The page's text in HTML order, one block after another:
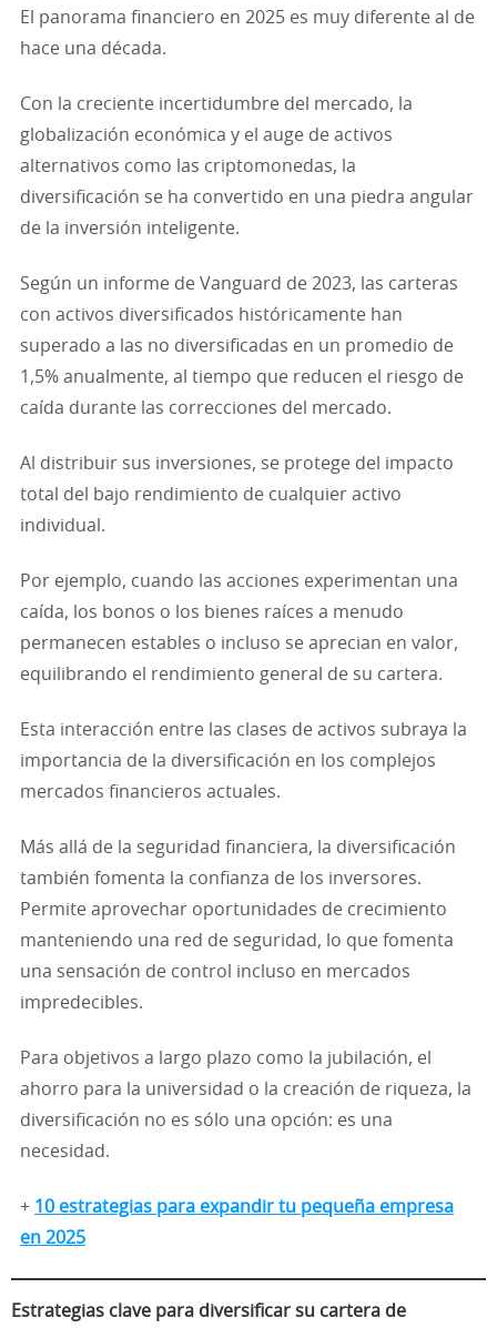
El panorama financiero en 2025 es muy diferente al de
hace una década.
Con la creciente incertidumbre del mercado, la
globalización económica y el auge de activos
alternativos como las criptomonedas, la
diversificación se ha convertido en una piedra angular
de la inversión inteligente.
Según un informe de Vanguard de 2023, las carteras
con activos diversificados históricamente han
superado a las no diversificadas en un promedio de
1,5% anualmente, al tiempo que reducen el riesgo de
caída durante las correcciones del mercado.
Al distribuir sus inversiones, se protege del impacto
total del bajo rendimiento de cualquier activo
individual.
Por ejemplo, cuando las acciones experimentan una
caída, los bonos o los bienes raíces a menudo
permanecen estables o incluso se aprecian en valor,
equilibrando el rendimiento general de su cartera.
Esta interacción entre las clases de activos subraya la
importancia de la diversificación en los complejos
mercados financieros actuales.
Más allá de la seguridad financiera, la diversificación
también fomenta la confianza de los inversores.
Permite aprovechar oportunidades de crecimiento
manteniendo una red de seguridad, lo que fomenta
una sensación de control incluso en mercados
impredecibles.
Para objetivos a largo plazo como la jubilación, el
ahorro para la universidad o la creación de riqueza, la
diversificación no es sólo una opción: es una
necesidad.
+ 10 estrategias para expandir tu pequeña empresa
en 2025
Estrategias clave para diversificar su cartera de